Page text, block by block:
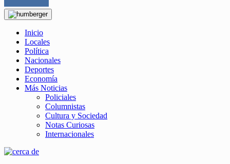
Inicio
Locales
Política
Nacionales
Deportes
Economía
Más Noticias
Policiales
Columnistas
Cultura y Sociedad
Notas Curiosas
Internacionales